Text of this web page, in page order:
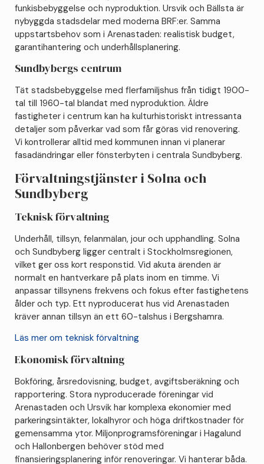
funkisbebyggelse och nyproduktion. Ursvik och Bällsta är
nybyggda stadsdelar med moderna BRF:er. Samma
uppstartsbehov som i Arenastaden: realistisk budget,
garantihantering och underhållsplanering.
Sundbybergs centrum
Tät stadsbebyggelse med flerfamiljshus från tidigt 1900-
tal till 1960-tal blandat med nyproduktion. Äldre
fastigheter i centrum kan ha kulturhistoriskt intressanta
detaljer som påverkar vad som får göras vid renovering.
Vi kontrollerar alltid med kommunen innan vi planerar
fasadändringar eller fönsterbyten i centrala Sundbyberg.
Förvaltningstjänster i Solna och
Sundbyberg
Teknisk förvaltning
Underhåll, tillsyn, felanmälan, jour och upphandling. Solna
och Sundbyberg ligger centralt i Stockholmsregionen,
vilket ger oss kort responstid. Vid akuta ärenden är
normalt en hantverkare på plats inom en timme. Vi
anpassar tillsynens frekvens och fokus efter fastighetens
ålder och typ. Ett nyproducerat hus vid Arenastaden
kräver annan tillsyn än ett 60-talshus i Bergshamra.
Läs mer om teknisk förvaltning
Ekonomisk förvaltning
Bokföring, årsredovisning, budget, avgiftsberäkning och
rapportering. Stora nyproducerade föreningar vid
Arenastaden och Ursvik har komplexa ekonomier med
parkeringsintäkter, lokalhyror och höga driftkostnader för
gemensamma ytor. Miljonprogramsföreningar i Hagalund
och Hallonbergen behöver stöd med
finansieringsplanering inför renoveringar. Vi hanterar båda.